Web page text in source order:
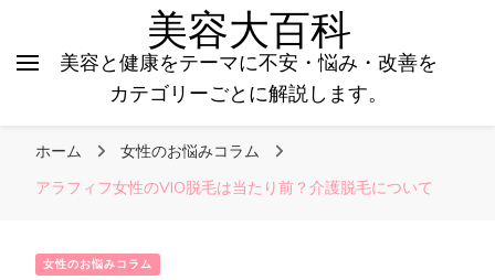
美容大百科
美容と健康をテーマに不安・悩み・改善を
カテゴリーごとに解説します。
ホーム
女性のお悩みコラム
アラフィフ女性のVIO脱毛は当たり前？介護脱毛について
女性のお悩みコラム